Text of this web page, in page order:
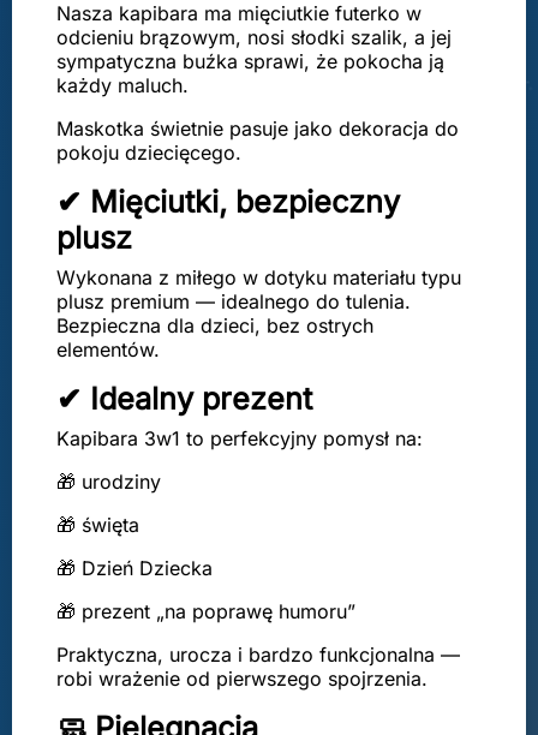
Nasza kapibara ma mięciutkie futerko w
odcieniu brązowym, nosi słodki szalik, a jej
sympatyczna buźka sprawi, że pokocha ją
każdy maluch.
Maskotka świetnie pasuje jako dekoracja do
pokoju dziecięcego.
✔ Mięciutki, bezpieczny
plusz
Wykonana z miłego w dotyku materiału typu
plusz premium — idealnego do tulenia.
Bezpieczna dla dzieci, bez ostrych
elementów.
✔ Idealny prezent
Kapibara 3w1 to perfekcyjny pomysł na:
🎁 urodziny
🎁 święta
🎁 Dzień Dziecka
🎁 prezent „na poprawę humoru”
Praktyczna, urocza i bardzo funkcjonalna —
robi wrażenie od pierwszego spojrzenia.
🧼 Pielęgnacja